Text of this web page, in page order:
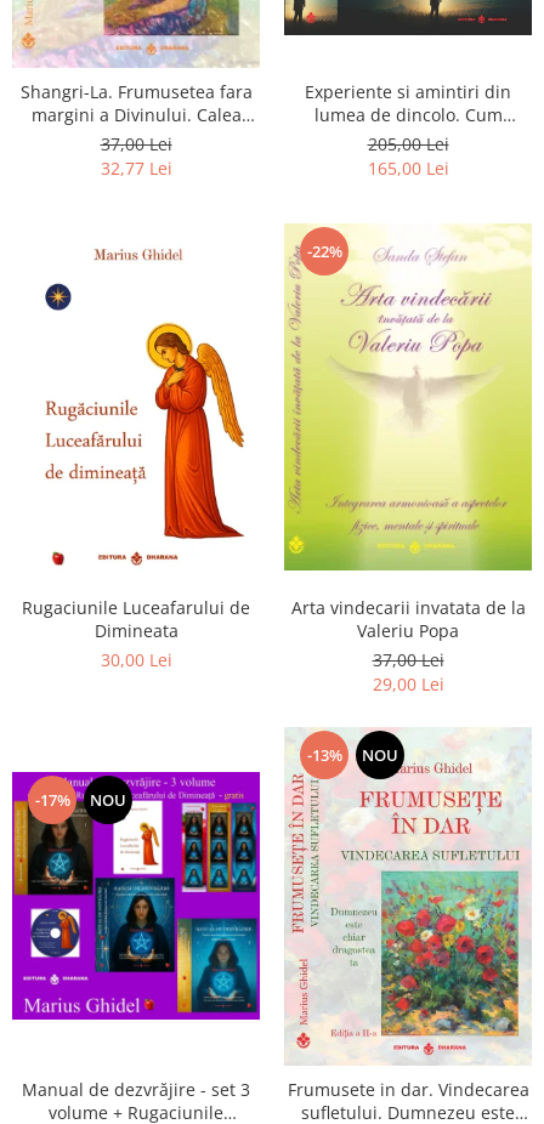
Shangri-La. Frumusetea fara
margini a Divinului. Calea
catre fericire
37,00 Lei
32,77 Lei
Experiente si amintiri din
lumea de dincolo. Cum
obtinem puteri
extrasenzoriale - cu exercitii
205,00 Lei
165,00 Lei
Rugaciunile Luceafarului de
Dimineata
30,00 Lei
-22%
Arta vindecarii invatata de la
Valeriu Popa
37,00 Lei
29,00 Lei
-17% NOU
Manual de dezvrăjire - set 3
volume + Rugaciunile
-13% NOU
Frumusete in dar. Vindecarea
sufletului. Dumnezeu este